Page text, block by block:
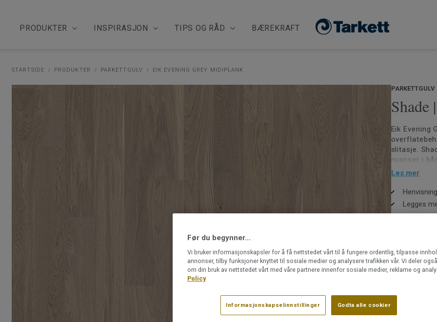
PRODUKTER INSPIRASJON TIPS OG RÅD BÆREKRAFT
STARTSIDE PRODUKTER PARKETTGULV EIK EVENING GREY MIDIPLANK
PARKETTGULV
Eik Evening
slitasje.
nyanser i
inspirert av
Les mer
Legges
Kan slipes
Artikkelnummer:
41016002
Eik
Før du begynner...
Vi bruker informasjonskapsler for å få nettstedet vårt til å fungere ordentlig, tilpasse
annonser, tilby funksjoner knyttet til sosiale medier og analysere trafikken vår. Vi deler
om din bruk av nettstedet vårt med våre partnere innenfor sosiale medier, reklame og
Policy
Informasjonskapselinnstillinger Godta alle cookier